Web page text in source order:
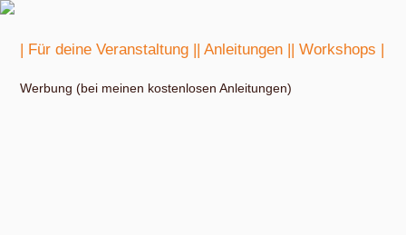
| Für deine Veranstaltung || Anleitungen || Workshops |
Werbung (bei meinen kostenlosen Anleitungen)